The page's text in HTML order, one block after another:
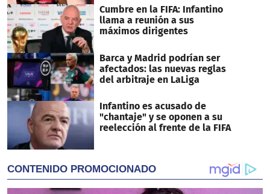
Cumbre en la FIFA: Infantino
llama a reunión a sus
máximos dirigentes
Barca y Madrid podrían ser
afectados: las nuevas reglas
del arbitraje en LaLiga
Infantino es acusado de
"chantaje" y se oponen a su
reelección al frente de la FIFA